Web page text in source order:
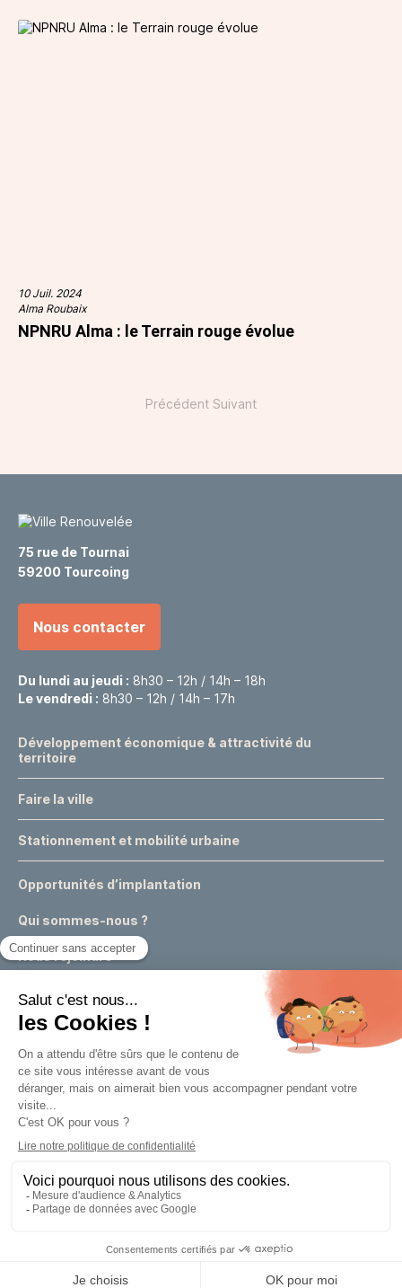
10 Juil. 2024
Alma Roubaix
NPNRU Alma : le Terrain rouge évolue
Précédent Suivant
75 rue de Tournai
59200 Tourcoing
Nous contacter
Du lundi au jeudi : 8h30 – 12h / 14h – 18h
Le vendredi : 8h30 – 12h / 14h – 17h
Développement économique & attractivité du
territoire
Faire la ville
Stationnement et mobilité urbaine
Opportunités d’implantation
Qui sommes-nous ?
Nous rejoindre
Actualités
Événements
Expertises & conseils urbains
Appels à projets
Un outil de la
Métropole Européenne de Lille
Mentions légales
Politique de confidentialité